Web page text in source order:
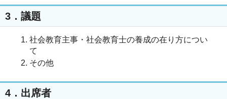
3．議題
社会教育主事・社会教育士の養成の在り方につい
て
その他
4．出席者